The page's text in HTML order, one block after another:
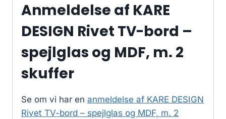
Anmeldelse af KARE
DESIGN Rivet TV-bord –
spejlglas og MDF, m. 2
skuffer
Se om vi har en anmeldelse af KARE DESIGN
Rivet TV-bord – spejlglas og MDF, m. 2